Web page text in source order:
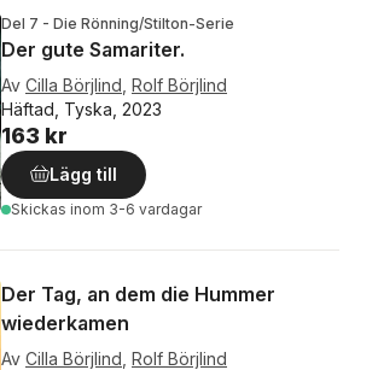
Del 7 - Die Rönning/Stilton-Serie
Der gute Samariter.
Av Cilla Börjlind Rolf Börjlind
Häftad, Tyska, 2023
163 kr
Lägg till
Skickas inom 3-6 vardagar
Der Tag, an dem die Hummer
wiederkamen
Av Cilla Börjlind Rolf Börjlind